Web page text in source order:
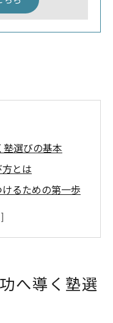
選びの基本
とは
るための第一歩
しよう
押さえた塾選び
ておくべきポイ
へ導く塾選